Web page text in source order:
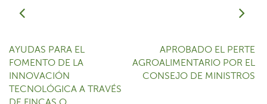
AYUDAS PARA EL
FOMENTO DE LA
INNOVACIÓN
TECNOLÓGICA A TRAVÉS
APROBADO EL PERTE
AGROALIMENTARIO POR EL
CONSEJO DE MINISTROS